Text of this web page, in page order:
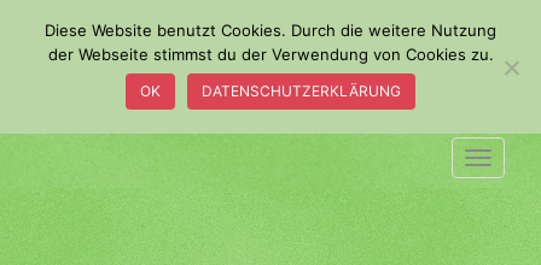
a
i
Diese Website benutzt Cookies. Durch die weitere Nutzung
der Webseite stimmst du der Verwendung von Cookies zu.
OK DATENSCHUTZERKLÄRUNG